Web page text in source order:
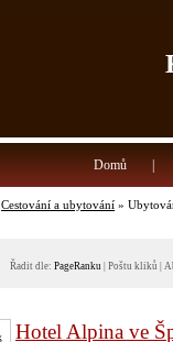
Domů
Cestování a ubytování »
Řadit dle: PageRanku Poštu kliků
Hotel Alpina ve